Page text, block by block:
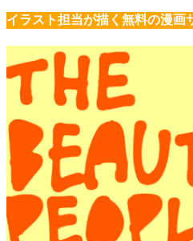
イラスト担当が描く無料の漫画